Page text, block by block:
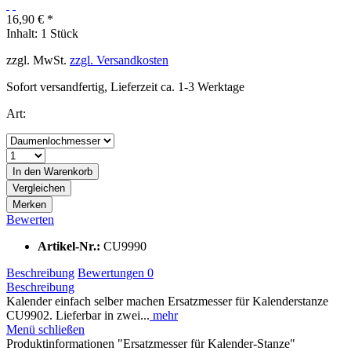
16,90 € *
Inhalt: 1 Stück
zzgl. MwSt. zzgl. Versandkosten
Sofort versandfertig, Lieferzeit ca. 1-3 Werktage
Art:
In den Warenkorb
Vergleichen
Merken
Bewerten
Artikel-Nr.: CU9990
Beschreibung Bewertungen 0
Beschreibung
Kalender einfach selber machen Ersatzmesser für Kalenderstanze
CU9902. Lieferbar in zwei... mehr
Menü schließen
Produktinformationen "Ersatzmesser für Kalender-Stanze"